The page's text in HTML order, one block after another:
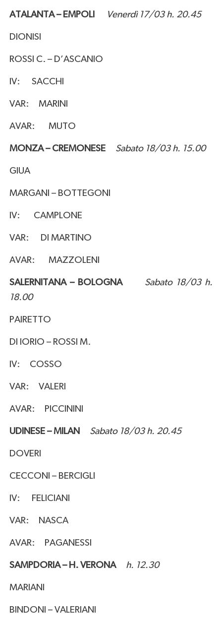
ATALANTA – EMPOLI Venerdì 17/03 h. 20.45
DIONISI
ROSSI C. – D’ASCANIO
IV: SACCHI
VAR: MARINI
AVAR: MUTO
MONZA – CREMONESE Sabato 18/03 h. 15.00
GIUA
MARGANI – BOTTEGONI
IV: CAMPLONE
VAR: DI MARTINO
AVAR: MAZZOLENI
SALERNITANA – BOLOGNA Sabato 18/03 h.
18.00
PAIRETTO
DI IORIO – ROSSI M.
IV: COSSO
VAR: VALERI
AVAR: PICCININI
UDINESE – MILAN Sabato 18/03 h. 20.45
DOVERI
CECCONI – BERCIGLI
IV: FELICIANI
VAR: NASCA
AVAR: PAGANESSI
SAMPDORIA – H. VERONA h. 12.30
MARIANI
BINDONI – VALERIANI